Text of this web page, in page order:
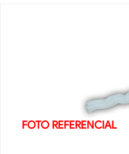
FOTO REFERENCIAL